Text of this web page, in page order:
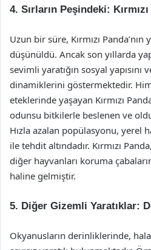
4. Sırların Peşindeki:
Uzun bir süre, Kırmızı
düşünüldü. Ancak son yıllarda
sevimli yaratığın sosyal yapısını
dinamiklerini göstermektedir.
eteklerinde yaşayan Kırmızı
odunsu bitkilerle beslenen ve
Hızla azalan popülasyonu, yerel
ile tehdit altındadır. Kırmızı
diğer hayvanları koruma
haline gelmiştir.
5. Diğer Gizemli Yaratıklar:
Okyanusların derinliklerinde,